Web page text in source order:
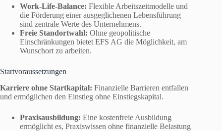
Work-Life-Balance: Flexible Arbeitszeitmodelle und
die Förderung einer ausgeglichenen Lebensführung
sind zentrale Werte des Unternehmens.
Freie Standortwahl: Ohne geopolitische
Einschränkungen bietet EFS AG die Möglichkeit, am
Wunschort zu arbeiten.
Startvoraussetzungen
Karriere ohne Startkapital: Finanzielle Barrieren entfallen
und ermöglichen den Einstieg ohne Einstiegskapital.
Praxisausbildung: Eine kostenfreie Ausbildung
ermöglicht es, Praxiswissen ohne finanzielle Belastung